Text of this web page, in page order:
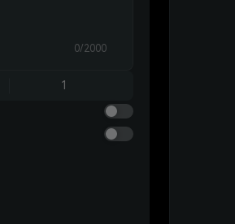
0/2000
1